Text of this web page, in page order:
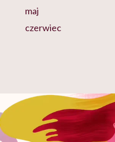
maj
czerwiec